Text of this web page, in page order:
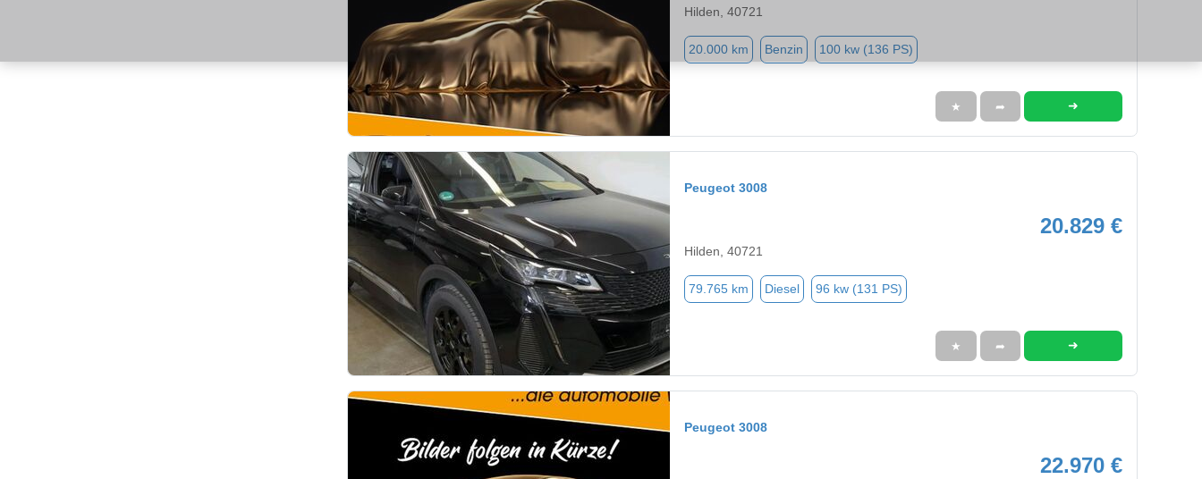
Hilden, 40721
20.000 km Benzin 100 kw (136 PS)
★ ➦ ➜
Peugeot 3008
20.829 €
Hilden, 40721
79.765 km Diesel 96 kw (131 PS)
★ ➦ ➜
Peugeot 3008
22.970 €